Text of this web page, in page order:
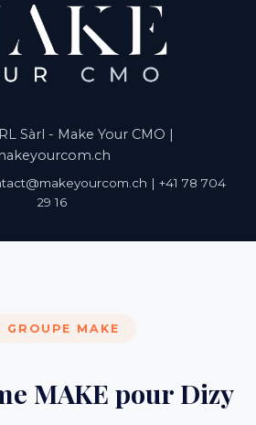
Sàrl - Make Your CMO |
| +41 78 704
29 16
GROUPE MAKE
MAKE pour Dizy